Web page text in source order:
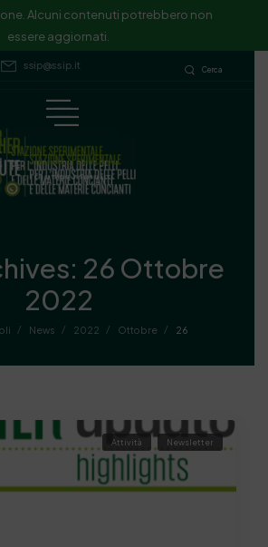
Alcuni contenuti potrebbero non
essere aggiornati.
Cerca
Alcuni contenuti potrebbero non essere
aggiornati.
ssip@ssip.it
26 Ottobre
2022
/ News / 2022 / Ottobre / 26
Attività Newsletter